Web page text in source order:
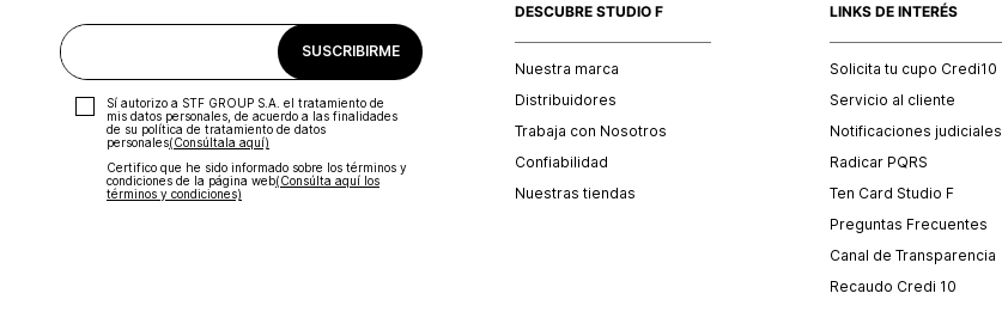
SUSCRIBIRME
Sí autorizo a STF GROUP S.A. el tratamiento de
mis datos personales, de acuerdo a las finalidades
de su política de tratamiento de datos
personales‎(Consúltala aquí)
Certifico que he sido informado sobre los términos y
condiciones de la página web‎(Consúlta aquí los
términos y condiciones)
DESCUBRE STUDIO F
Nuestra marca
Distribuidores
Trabaja con Nosotros
Confiabilidad
Nuestras tiendas
LINKS DE INTERÉS
Solicita tu cupo Credi10
Servicio al cliente
Notificaciones judiciales
Radicar PQRS
Ten Card Studio F
Preguntas Frecuentes
Canal de Transparencia
Recaudo Credi 10